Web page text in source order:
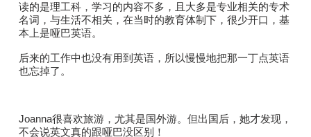
读的是理工科，学习的内容不多，且大多是专业相关的专术
名词，与生活不相关，在当时的教育体制下，很少开口，基
本上是哑巴英语。
后来的工作中也没有用到英语，所以慢慢地把那一丁点英语
也忘掉了。
Joanna很喜欢旅游，尤其是国外游。但出国后，她才发现，
不会说英文真的跟哑巴没区别！